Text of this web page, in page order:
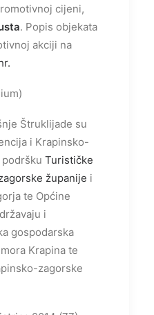
cijeni,
. Popis objekata
akciji na
Štruklijade su
i Krapinsko-
Turističke
županije i
te Općine
i
gospodarska
Krapina te
zagorske